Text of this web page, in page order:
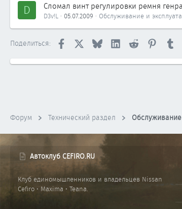
D Сломал винт регулировки ремня
D3v!L 05.07.2009 Обслуживание и
Поделиться: Facebook Bluesky LinkedInReddit
Форум Технический раздел
Автоклуб CEFIRO.RU
Клуб единомышленников и владельцев Nissan
Cefiro • Maxima • Teana.